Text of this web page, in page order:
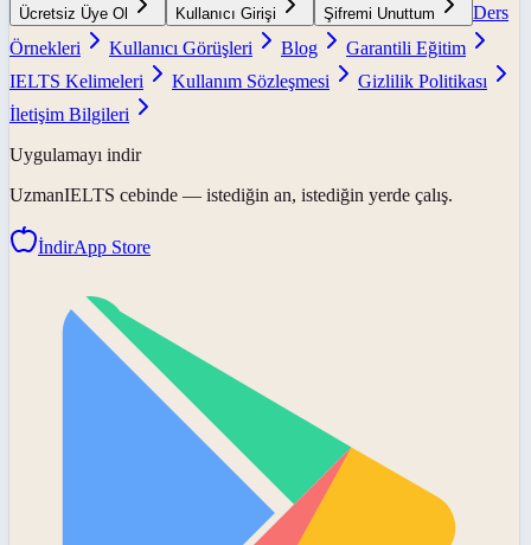
Ücretsiz Üye Ol Kullanıcı Girişi Şifremi Unuttum
Ders
Örnekleri
Kullanıcı Görüşleri Blog
Garantili Eğitim
IELTS Kelimeleri
Kullanım Sözleşmesi
Gizlilik Politikası
İletişim Bilgileri
Uygulamayı indir
UzmanIELTS cebinde — istediğin an, istediğin yerde çalış.
İndirApp Store